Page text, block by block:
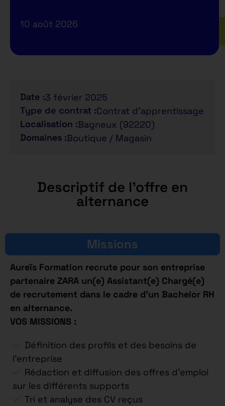
10 août 2026
Date :3 février 2025
Type de contrat :Contrat d'apprentissage
Localisation :Bagneux (92220)
Domaines :Boutique / Magasin
Descriptif de l'offre en
alternance
Missions
Aureïs Formation recrute pour son entreprise
partenaire ZARA un(e) Assistant(e) Chargé(e)
de recrutement dans le cadre d’un Bachelor RH
en alternance.
VOS MISSIONS :
Définition des profils et des besoins de
l’entreprise
Rédaction et diffusion des offres d’emploi
sur les différents supports
Tri et analyse des CV reçus